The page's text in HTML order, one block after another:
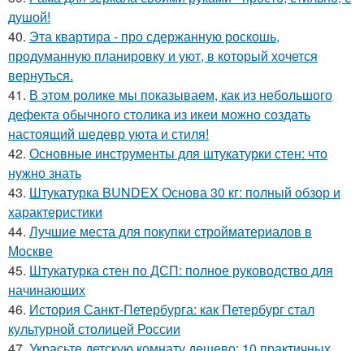
душой!
40. Эта квартира - про сдержанную роскошь,
продуманную планировку и уют, в который хочется
вернуться.
41. В этом ролике мы показываем, как из небольшого
дефекта обычного столика из икеи можно создать
настоящий шедевр уюта и стиля!
42. Основные инструменты для штукатурки стен: что
нужно знать
43. Штукатурка BUNDEX Основа 30 кг: полный обзор и
характеристики
44. Лучшие места для покупки стройматериалов в
Москве
45. Штукатурка стен по ДСП: полное руководство для
начинающих
46. История Санкт-Петербурга: как Петербург стал
культурной столицей России